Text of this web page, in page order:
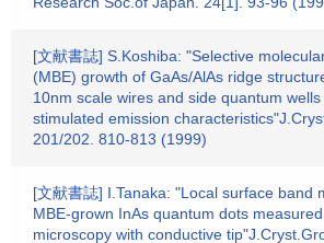
[文献書誌] S.Koshiba: "Selective
(MBE) growth of GaAs/AlAs ridge
10nm scale wires and side quantum
stimulated emission
201/202. 810-813 (1999)
[文献書誌] I.Tanaka: "Local surface band
MBE-grown InAs quantum dots
microscopy with conductive